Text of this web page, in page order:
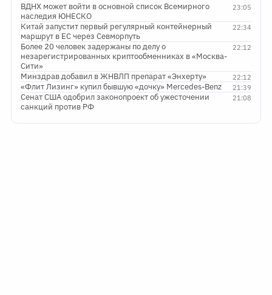
23:05
ВДНХ может войти в основной список Всемирного
наследия ЮНЕСКО
22:34
Китай запустит первый регулярный контейнерный
маршрут в ЕС через Севморпуть
22:12
Более 20 человек задержаны по делу о
незарегистрированных криптообменниках в «Москва-
Сити»
22:12
Минздрав добавил в ЖНВЛП препарат «Энхерту»
21:39
«Флит Лизинг» купил бывшую «дочку» Mercedes-Benz
21:08
Сенат США одобрил законопроект об ужесточении
санкций против РФ